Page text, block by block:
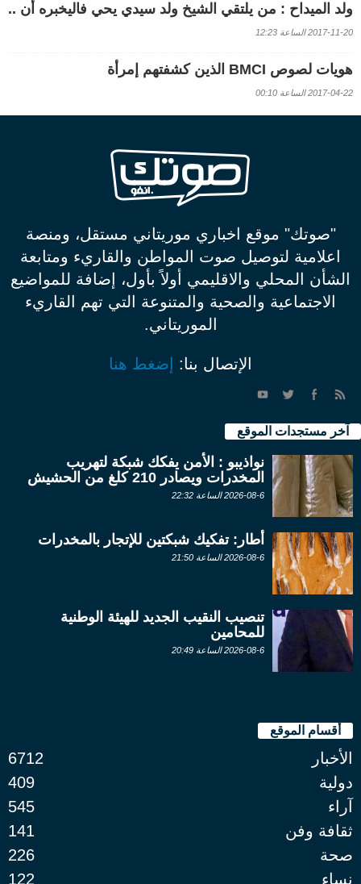
ولد الميداح : من يلتقي الشيخ ولد سيدي يحي فاليخبره أن ..
2017-11-20 الساعة 12:23
هويات لصوص BMCI الذين كشفتهم إمرأة
2017-04-22 الساعة 00:10
"صوتك" موقع اخباري موريتاني مستقل، ومنصة
اعلامية لتوصيل صوت المواطن والقاريء ومتابعة
الشأن المحلي والاقليمي أولاً بأول، إضافة للمواضيع
الاجتماعية والصحية والمتنوعة التي تهم القاريء
الموريتاني.
الإتصال بنا: إضغط هنا
آخر مستجدات الموقع
نواذيبو : الأمن يفكك شبكة لتهريب
المخدرات ويصادر 210 كلغ من الحشيش
2026-08-6 الساعة 22:32
أطار: تفكيك شبكتين للإتجار بالمخدرات
2026-08-6 الساعة 21:50
تنصيب النقيب الجديد للهيئة الوطنية
للمحامين
2026-08-6 الساعة 20:49
أقسام الموقع
الأخبار
6712
دولية
409
آراء
545
ثقافة وفن
141
صحة
226
نساء
122